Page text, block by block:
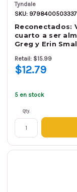
Tyndale
SKU: 9798400503337
Reconectados:
cuarto a ser
Greg y Erin
Retail: $15.99
$12.79
5 en stock
Qty.